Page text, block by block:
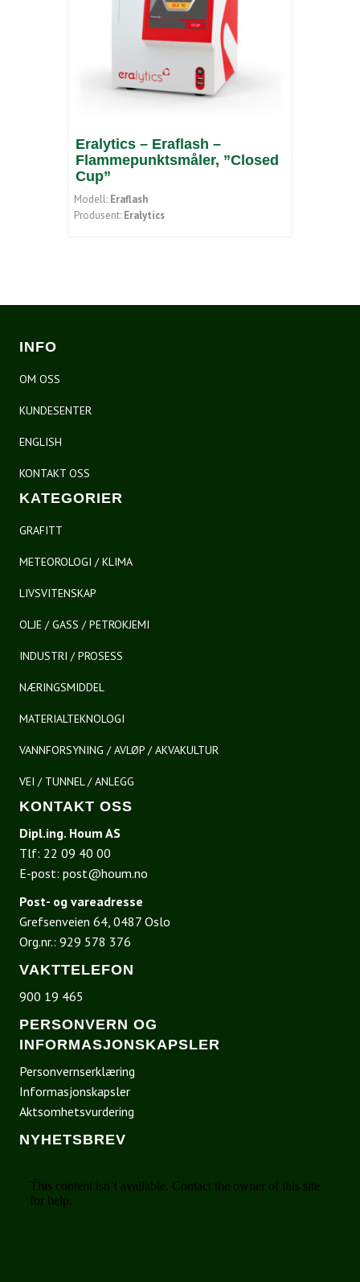
Eralytics – Eraflash –
Flammepunktsmåler, ”Closed
Cup”
Modell: Eraflash
Produsent: Eralytics
INFO
OM OSS
KUNDESENTER
ENGLISH
KONTAKT OSS
KATEGORIER
GRAFITT
METEOROLOGI / KLIMA
LIVSVITENSKAP
OLJE / GASS / PETROKJEMI
INDUSTRI / PROSESS
NÆRINGSMIDDEL
MATERIALTEKNOLOGI
VANNFORSYNING / AVLØP / AKVAKULTUR
VEI / TUNNEL / ANLEGG
KONTAKT OSS
Dipl.ing. Houm AS
Tlf: 22 09 40 00
E-post: post@houm.no
Post- og vareadresse
Grefsenveien 64, 0487 Oslo
Org.nr.: 929 578 376
VAKTTELEFON
900 19 465
PERSONVERN OG
INFORMASJONSKAPSLER
Personvernserklæring
Informasjonskapsler
Aktsomhetsvurdering
NYHETSBREV